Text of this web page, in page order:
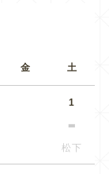
金 土
1
松下